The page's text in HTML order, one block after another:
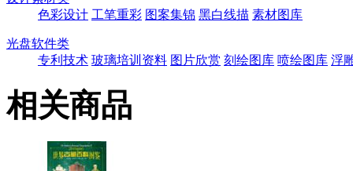
色彩设计 工笔重彩 图案集锦 黑白线描 素材图库
光盘软件类
专利技术 玻璃培训资料 图片欣赏 刻绘图库 喷绘图库 浮
相关商品